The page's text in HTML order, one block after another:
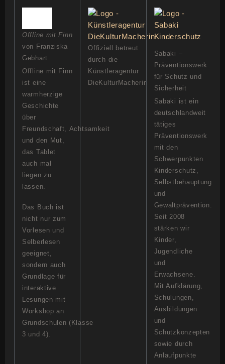
Offline mit Finn
von Franziska
Gebhart
Offline mit Finn
ist eine
warmherzige
Geschichte
über
Freundschaft, Achtsamkeit
und den Mut,
das Tablet
auch mal
liegen zu
lassen.
Das Buch ist
nicht nur zum
Vorlesen und
Selberlesen
geeignet,
sondern auch
Grundlage für
interaktive
Lesungen mit
Workshop an
Grundschulen (Klasse
3 und 4).
Offiziell betreut
durch die
Künstleragentur
DieKulturMacherin
Sabaki –
Präventionswerk
für Schutz und
Sicherheit
Sabaki ist ein
deutschlandweit
tätiges
Präventionswerk
mit den
Schwerpunkten
Kinderschutz,
Selbstbehauptung
und
Gewaltprävention.
Seit 2008
stärken wir
Kinder,
Jugendliche
und
Erwachsene.
Mit Aufklärung,
Schulungen,
Ausbildungen
und
Schutzkonzepten
sowie durch
Anlaufpunkte